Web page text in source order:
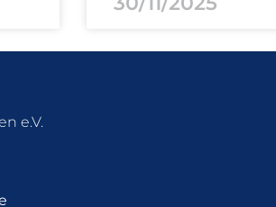
e.V.